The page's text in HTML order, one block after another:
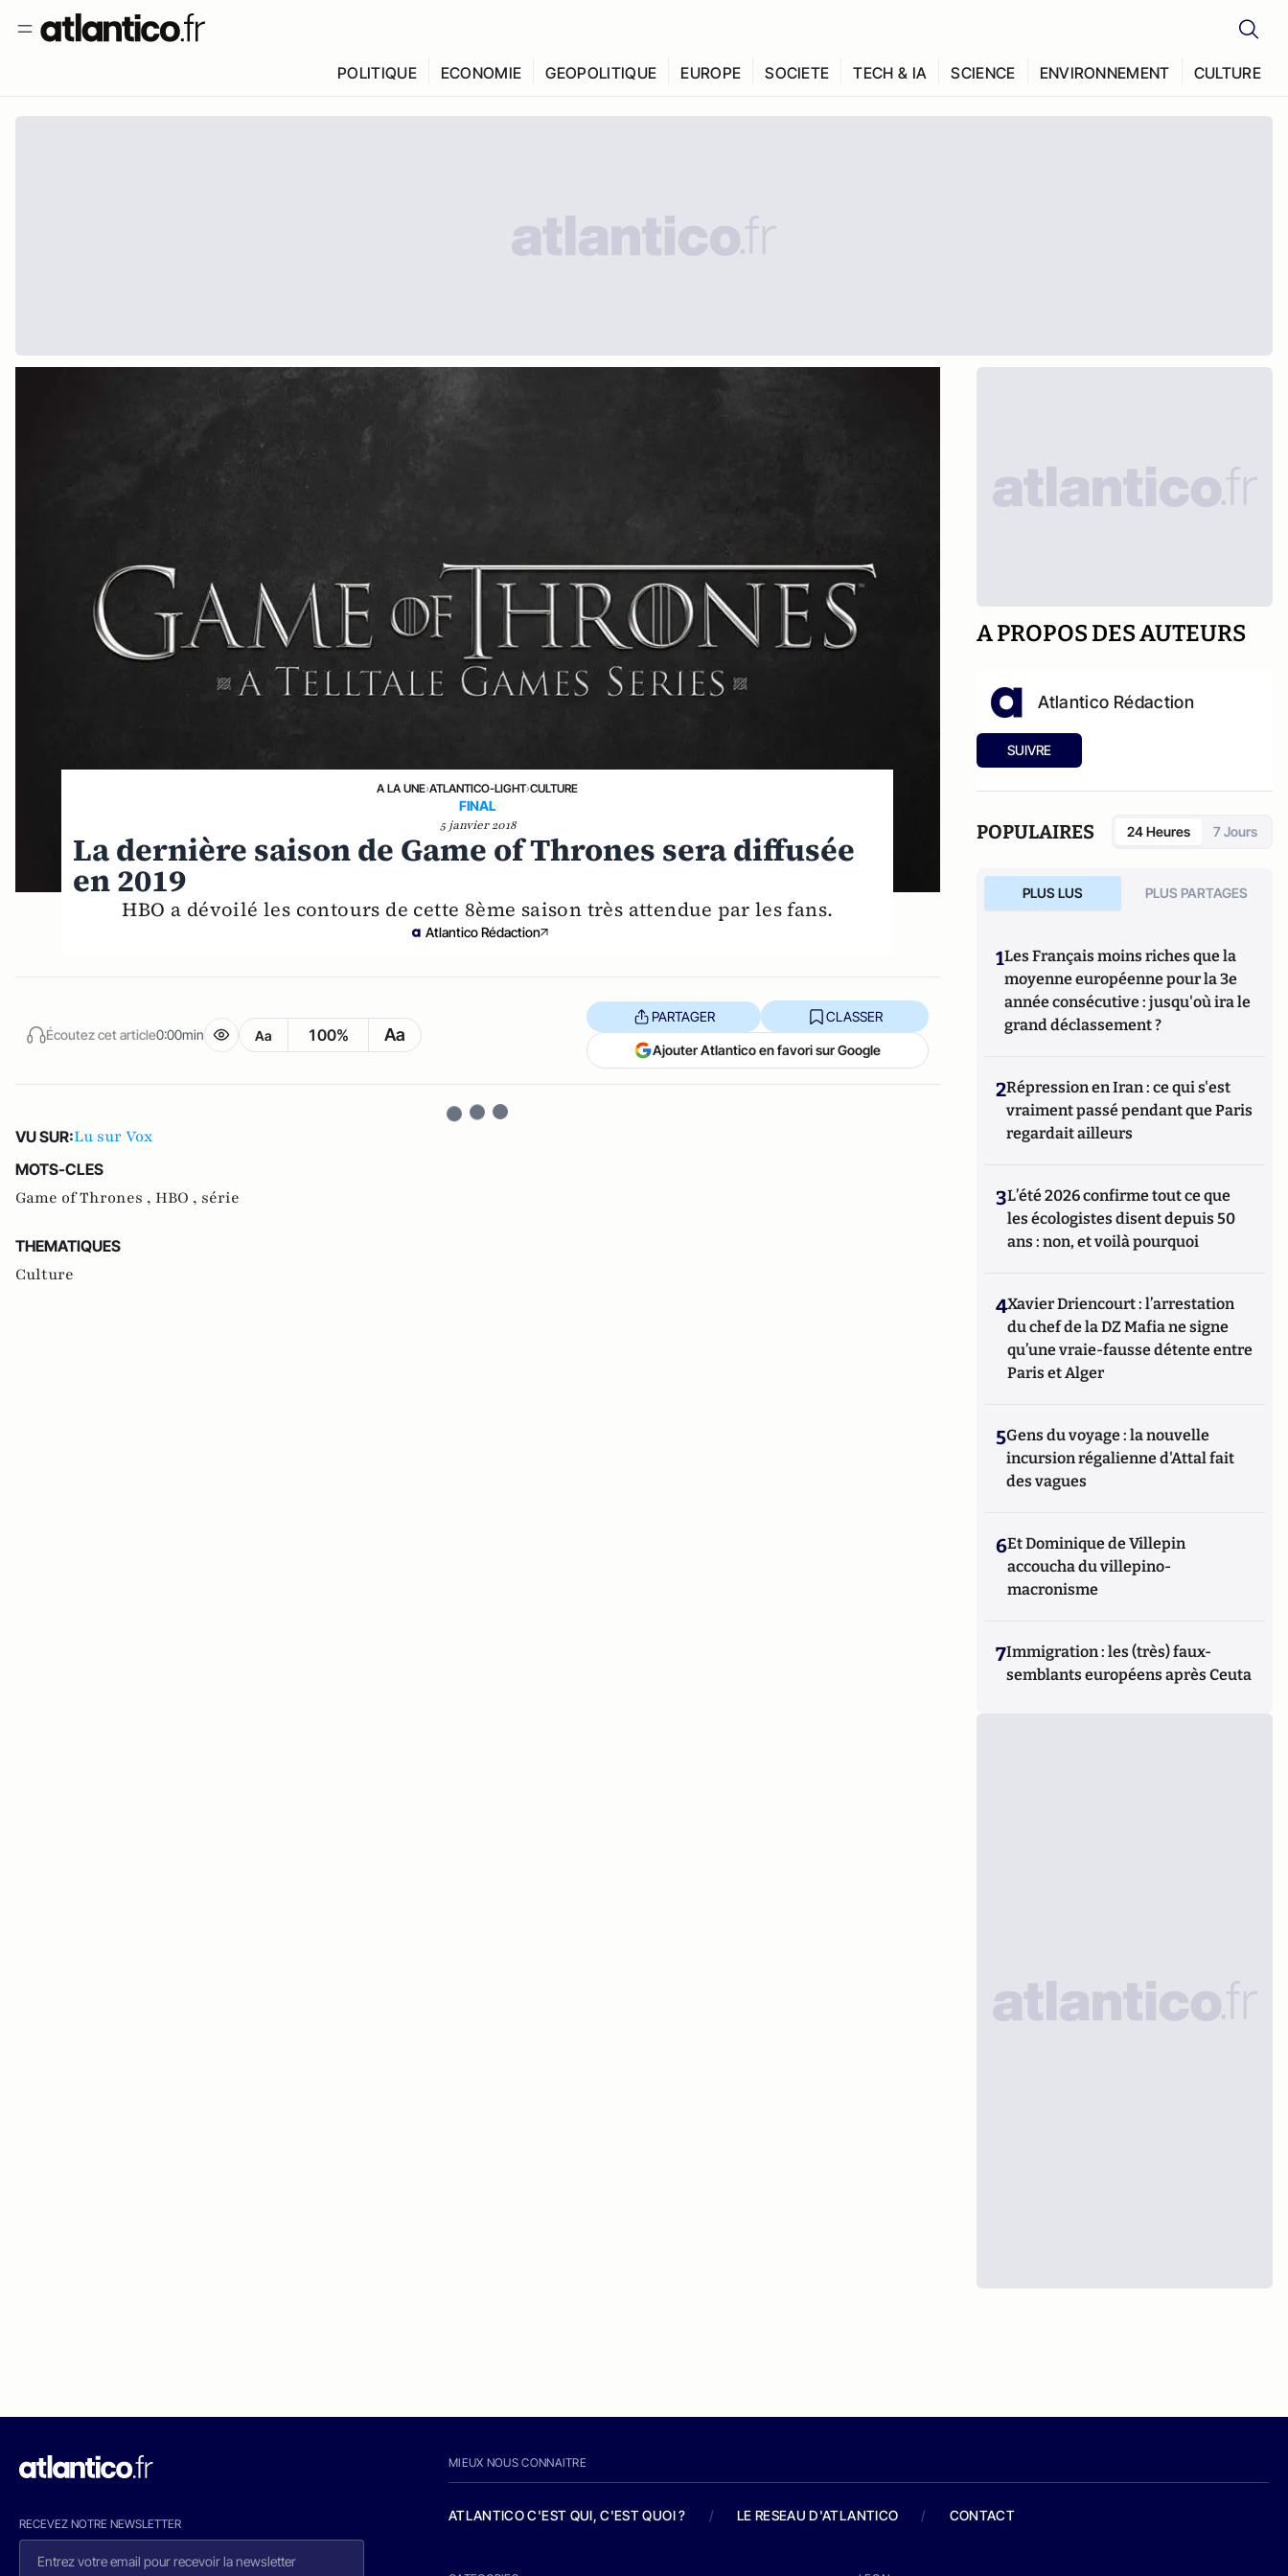
POLITIQUE ECONOMIE GEOPOLITIQUE EUROPE SOCIETE TECH & IA SCIENCE ENVIRONNEMENT CULTURE
A LA UNE›ATLANTICO-LIGHT›CULTURE
FINAL
5 janvier 2018
La dernière saison de Game of Thrones sera diffusée
en 2019
HBO a dévoilé les contours de cette 8ème saison très attendue par les fans.
Atlantico Rédaction
Écoutez cet article0:00min Aa 100% Aa
PARTAGER CLASSER
Ajouter Atlantico en favori sur Google
VU SUR:Lu sur Vox
MOTS-CLES
Game of Thrones , HBO , série
THEMATIQUES
Culture
A PROPOS DES AUTEURS
Atlantico Rédaction
SUIVRE
POPULAIRES 24 Heures 7 Jours
PLUS LUS PLUS PARTAGES
1Les Français moins riches que la
moyenne européenne pour la 3e
année consécutive : jusqu'où ira le
grand déclassement ?
2Répression en Iran : ce qui s'est
vraiment passé pendant que Paris
regardait ailleurs
3L’été 2026 confirme tout ce que
les écologistes disent depuis 50
ans : non, et voilà pourquoi
4Xavier Driencourt : l’arrestation
du chef de la DZ Mafia ne signe
qu’une vraie-fausse détente entre
Paris et Alger
5Gens du voyage : la nouvelle
incursion régalienne d'Attal fait
des vagues
6Et Dominique de Villepin
accoucha du villepino-
macronisme
7Immigration : les (très) faux-
semblants européens après Ceuta
RECEVEZ NOTRE NEWSLETTER
MIEUX NOUS CONNAITRE
ATLANTICO C'EST QUI, C'EST QUOI ? / LE RESEAU D'ATLANTICO / CONTACT